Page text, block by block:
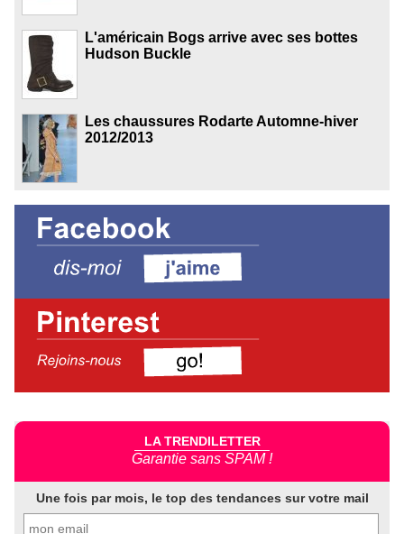
L'américain Bogs arrive avec ses bottes
Hudson Buckle
Les chaussures Rodarte Automne-hiver
2012/2013
LA TRENDILETTER
Garantie sans SPAM !
Une fois par mois, le top des tendances sur votre mail